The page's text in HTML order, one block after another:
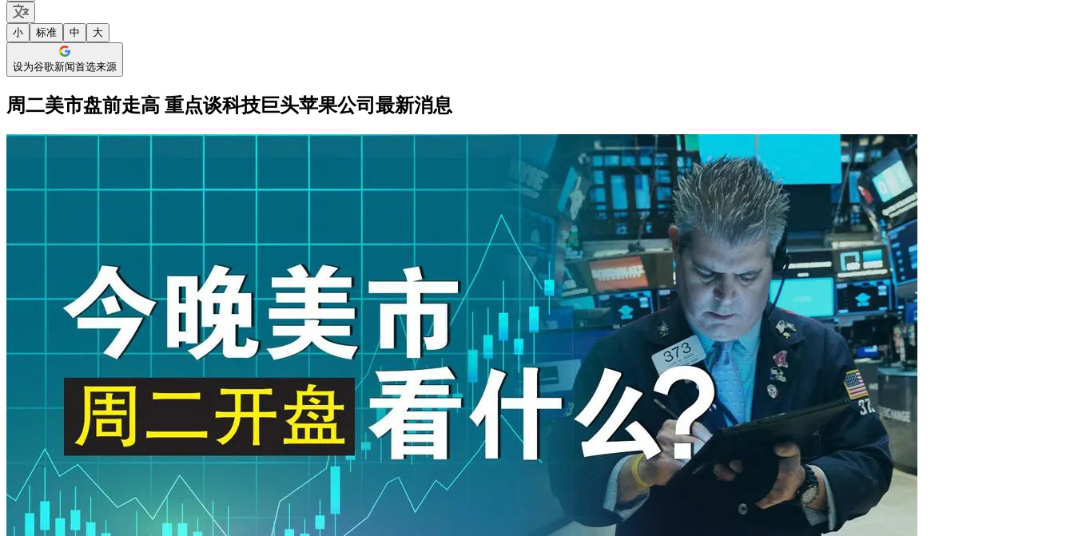
小 标准 中 大
设为谷歌新闻首选来源
周二美市盘前走高 重点谈科技巨头苹果公司最新消息